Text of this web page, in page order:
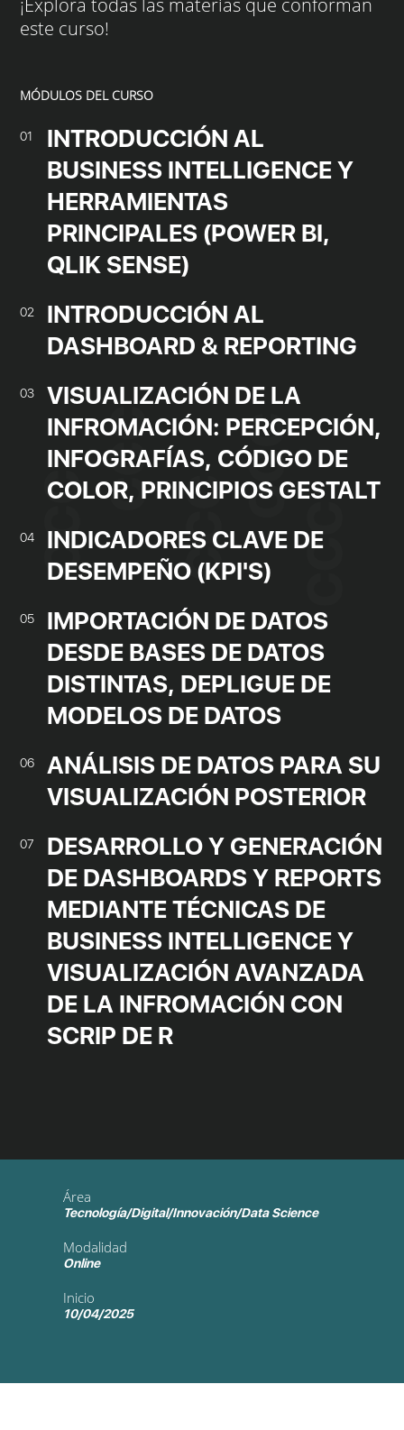
¡Explora todas las materias que conforman
este curso!
MÓDULOS DEL CURSO
01
INTRODUCCIÓN AL
BUSINESS INTELLIGENCE Y
HERRAMIENTAS
PRINCIPALES (POWER BI,
QLIK SENSE)
02
INTRODUCCIÓN AL
DASHBOARD & REPORTING
03
VISUALIZACIÓN DE LA
INFROMACIÓN: PERCEPCIÓN,
INFOGRAFÍAS, CÓDIGO DE
COLOR, PRINCIPIOS GESTALT
04
INDICADORES CLAVE DE
DESEMPEÑO (KPI'S)
05
IMPORTACIÓN DE DATOS
DESDE BASES DE DATOS
DISTINTAS, DEPLIGUE DE
MODELOS DE DATOS
06
ANÁLISIS DE DATOS PARA SU
VISUALIZACIÓN POSTERIOR
07
DESARROLLO Y GENERACIÓN
DE DASHBOARDS Y REPORTS
MEDIANTE TÉCNICAS DE
BUSINESS INTELLIGENCE Y
VISUALIZACIÓN AVANZADA
DE LA INFROMACIÓN CON
SCRIP DE R
Área
Tecnología/Digital/Innovación/Data Science
Modalidad
Online
Inicio
10/04/2025